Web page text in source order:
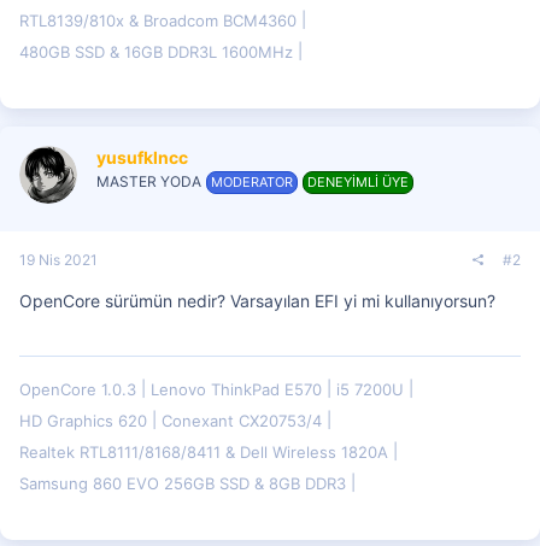
RTL8139/810x & Broadcom BCM4360
480GB SSD & 16GB DDR3L 1600MHz
yusufklncc
MASTER YODA MODERATOR DENEYİMLİ ÜYE
19 Nis 2021 #2
OpenCore sürümün nedir? Varsayılan EFI yi mi kullanıyorsun?
OpenCore 1.0.3 Lenovo ThinkPad E570
i5 7200U
HD Graphics 620
Conexant CX20753/4
Realtek RTL8111/8168/8411 & Dell Wireless 1820A
Samsung 860 EVO 256GB SSD & 8GB DDR3